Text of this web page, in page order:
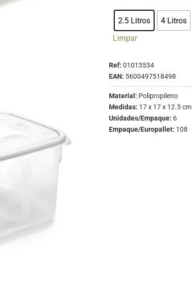
2.5 Litros
4 Litros
Limpar
Ref: 01013534
EAN: 5600497518498
Material: Polipropileno
Medidas: 17 x 17 x 12.5 cm
Unidades/Empaque: 6
Empaque/Europallet: 108